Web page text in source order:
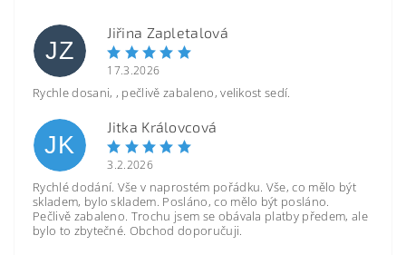
JZ
Jiřina Zapletalová
17.3.2026
Rychle dosani, , pečlivě zabaleno, velikost sedí.
JK
Jitka Královcová
3.2.2026
Rychlé dodání. Vše v naprostém pořádku. Vše, co mělo být
skladem, bylo skladem. Posláno, co mělo být posláno.
Pečlivě zabaleno. Trochu jsem se obávala platby předem, ale
bylo to zbytečné. Obchod doporučuji.